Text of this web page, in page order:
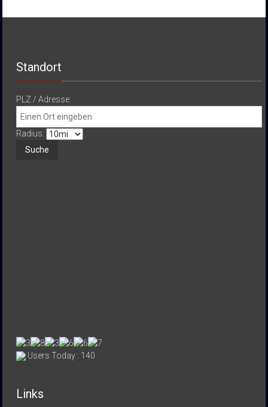
Standort
PLZ / Adresse:
Radius:
Users Today : 140
Links